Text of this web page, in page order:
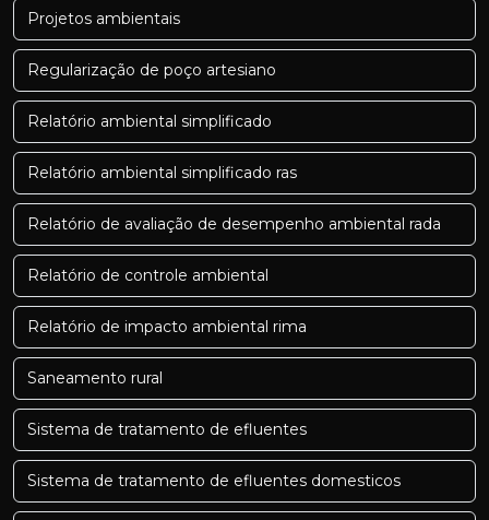
Projetos ambientais
Regularização de poço artesiano
Relatório ambiental simplificado
Relatório ambiental simplificado ras
Relatório de avaliação de desempenho ambiental rada
Relatório de controle ambiental
Relatório de impacto ambiental rima
Saneamento rural
Sistema de tratamento de efluentes
Sistema de tratamento de efluentes domesticos